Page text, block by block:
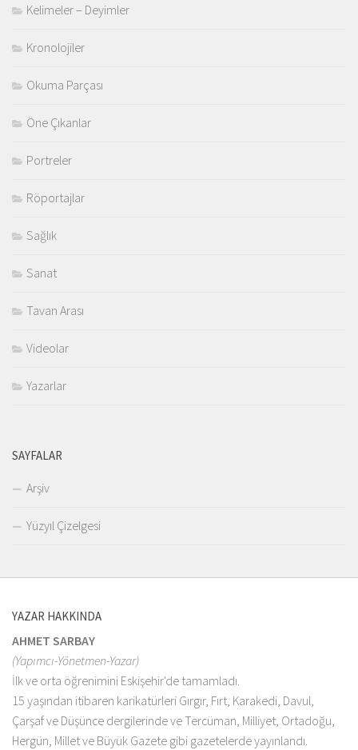
Kelimeler – Deyimler
Kronolojiler
Okuma Parçası
Öne Çıkanlar
Portreler
Röportajlar
Sağlık
Sanat
Tavan Arası
Videolar
Yazarlar
SAYFALAR
Arşiv
Yüzyıl Çizelgesi
YAZAR HAKKINDA
AHMET SARBAY
(Yapımcı-Yönetmen-Yazar)
İlk ve orta öğrenimini Eskişehir'de tamamladı.
15 yaşından itibaren karikatürleri Gırgır, Fırt, Karakedi, Davul,
Çarşaf ve Düşünce dergilerinde ve Tercüman, Milliyet, Ortadoğu,
Hergün, Millet ve Büyük Gazete gibi gazetelerde yayınlandı.